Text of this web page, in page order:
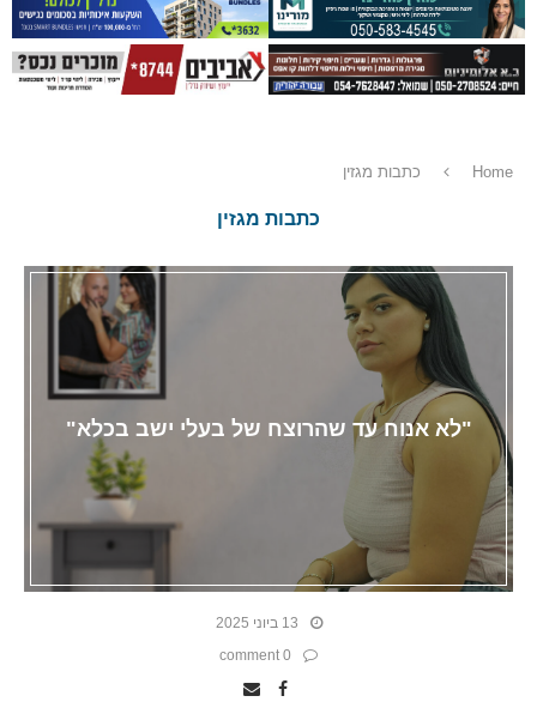
Home כתבות מגזין
כתבות מגזין
"לא אנוח עד שהרוצח של בעלי ישב בכלא"
13 ביוני 2025
0 comment